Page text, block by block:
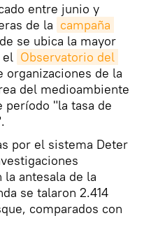
entre junio y
de la campaña
se ubica la mayor
el Observatorio del
organizaciones de la
del medioambiente
"la tasa de
por el sistema Deter
la antesala de la
se talaron 2.414
comparados con